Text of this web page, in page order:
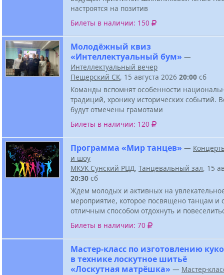
настроятся на позитив
Билеты в наличии: 150
Молодёжный квиз
«Интеллектуальный бум» —
Интеллектуальный вечер
Пещерский СК, 15 августа 2026 20:00 сб
Команды вспомнят особенности
традиций, хронику исторических событий.
будут отмечены грамотами
Билеты в наличии: 120
Программа «Мир танцев» —
и шоу
МКУК Сунский РЦД, Танцевальный зал, 15
20:30 сб
Ждем молодых и активных на
мероприятие, которое посвящено танцам и
отличным способом отдохнуть и
Билеты в наличии: 70
Мастер-класс по изготовлению
в технике лоскутное шитьё
«Лоскутная матрёшка» — Мастер-